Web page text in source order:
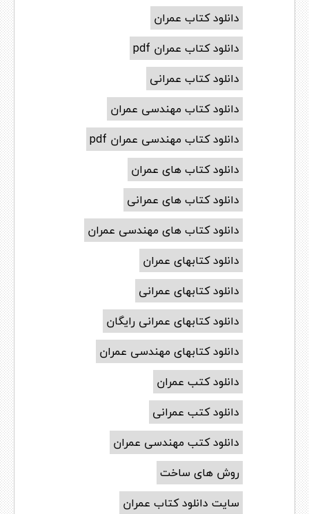
دانلود کتاب عمران
دانلود کتاب عمران pdf
دانلود کتاب عمرانی
دانلود کتاب مهندسی عمران
دانلود کتاب مهندسی عمران pdf
دانلود کتاب های عمران
دانلود کتاب های عمرانی
دانلود کتاب های مهندسی عمران
دانلود کتابهای عمران
دانلود کتابهای عمرانی
دانلود کتابهای عمرانی رایگان
دانلود کتابهای مهندسی عمران
دانلود کتب عمران
دانلود کتب عمرانی
دانلود کتب مهندسی عمران
روش های ساخت
سایت دانلود کتاب عمران